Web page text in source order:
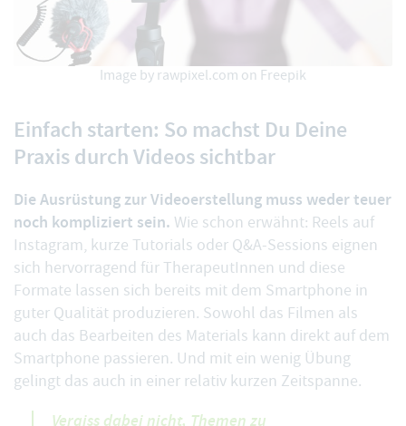
Image by rawpixel.com on Freepik
Einfach starten: So machst Du Deine
Praxis durch Videos sichtbar
Die Ausrüstung zur Videoerstellung muss weder teuer
noch kompliziert sein. Wie schon erwähnt: Reels auf
Instagram, kurze Tutorials oder Q&A-Sessions eignen
sich hervorragend für TherapeutInnen und diese
Formate lassen sich bereits mit dem Smartphone in
guter Qualität produzieren. Sowohl das Filmen als
auch das Bearbeiten des Materials kann direkt auf dem
Smartphone passieren. Und mit ein wenig Übung
gelingt das auch in einer relativ kurzen Zeitspanne.
Vergiss dabei nicht, Themen zu